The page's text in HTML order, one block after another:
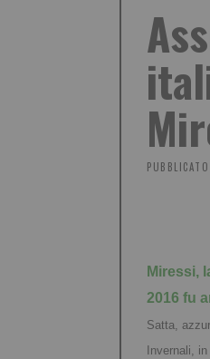
Miressi,
2016 fu
Satta,
Invernali,